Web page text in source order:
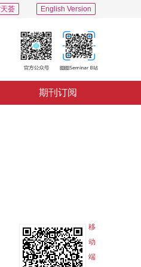
English Version
荟
期刊订阅
移
动
端